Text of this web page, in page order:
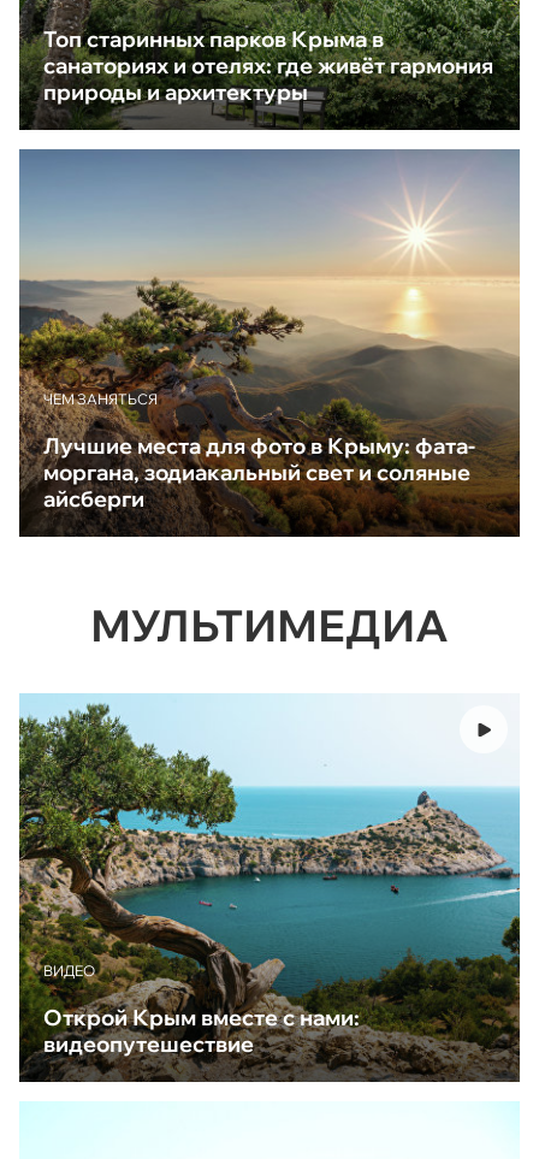
Топ старинных парков Крыма в
санаториях и отелях: где живёт гармония
природы и архитектуры
ЧЕМ ЗАНЯТЬСЯ
Лучшие места для фото в Крыму: фата-
моргана, зодиакальный свет и соляные
айсберги
МУЛЬТИМЕДИА
ВИДЕО
Открой Крым вместе с нами:
видеопутешествие